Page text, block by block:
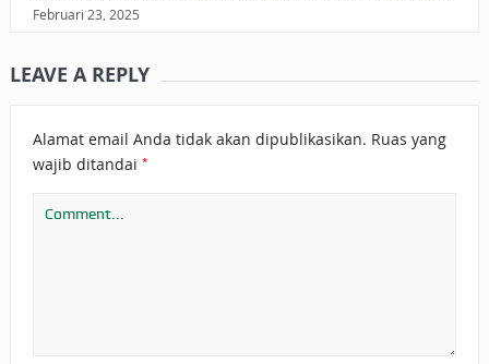
Februari 23, 2025
LEAVE A REPLY
Alamat email Anda tidak akan dipublikasikan. Ruas yang
wajib ditandai *